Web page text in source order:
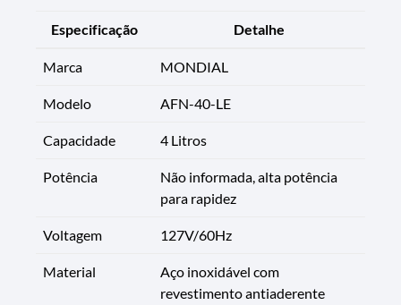
Especificação Detalhe
Marca MONDIAL
Modelo AFN-40-LE
Capacidade 4 Litros
Potência
Não informada, alta potência
para rapidez
Voltagem 127V/60Hz
Material
Aço inoxidável com
revestimento antiaderente